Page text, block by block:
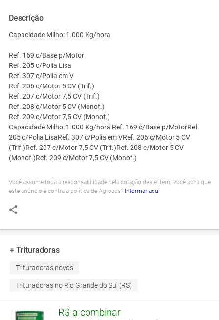
Descrição
Capacidade Milho: 1.000 Kg/hora
Ref. 169 c/Base p/Motor
Ref. 205 c/Polia Lisa
Ref. 307 c/Polia em V
Ref. 206 c/Motor 5 CV (Trif.)
Ref. 207 c/Motor 7,5 CV (Trif.)
Ref. 208 c/Motor 5 CV (Monof.)
Ref. 209 c/Motor 7,5 CV (Monof.)
Capacidade Milho: 1.000 Kg/hora Ref. 169 c/Base p/MotorRef.
205 c/Polia LisaRef. 307 c/Polia em VRef. 206 c/Motor 5 CV
(Trif.)Ref. 207 c/Motor 7,5 CV (Trif.)Ref. 208 c/Motor 5 CV
(Monof.)Ref. 209 c/Motor 7,5 CV (Monof.)
Você assume toda a responsabilidade pela cotação deste item. Você acha que
este anúncio é contra a política de Agroads? Informar aqui
+ Trituradoras
Trituradoras novos
Trituradoras no Rio Grande do Sul (RS)
R$ a combinar